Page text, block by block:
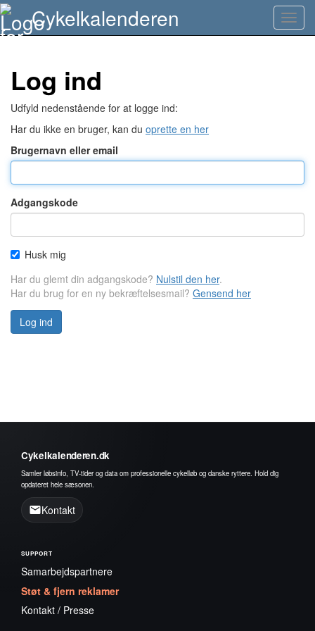
Cykelkalenderen
Danmark Rundt miniguide
Log ind
Udfyld nedenstående for at logge ind:
Har du ikke en bruger, kan du oprette en her
Brugernavn eller email
Adgangskode
Husk mig
Har du glemt din adgangskode? Nulstil den her.
Har du brug for en ny bekræftelsesmail? Gensend her
Log ind
Cykelkalenderen.dk
Samler løbsinfo, TV-tider og data om professionelle cykelløb og danske ryttere. Hold dig
opdateret hele sæsonen.
Kontakt
SUPPORT
Samarbejdspartnere
Støt & fjern reklamer
Kontakt / Presse